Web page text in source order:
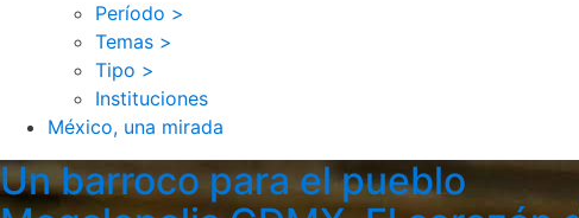
Período >
Temas >
Tipo >
Instituciones
México, una mirada
Un barroco para el pueblo